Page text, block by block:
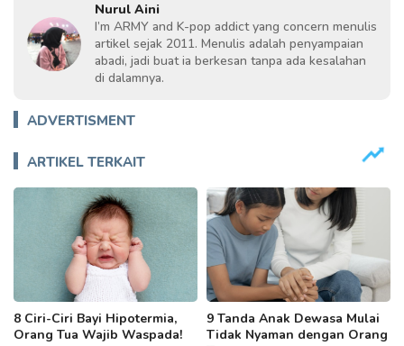
Nurul Aini
I’m ARMY and K-pop addict yang concern menulis
artikel sejak 2011. Menulis adalah penyampaian
abadi, jadi buat ia berkesan tanpa ada kesalahan
di dalamnya.
ADVERTISMENT
ARTIKEL TERKAIT
8 Ciri-Ciri Bayi Hipotermia,
Orang Tua Wajib Waspada!
9 Tanda Anak Dewasa Mulai
Tidak Nyaman dengan Orang